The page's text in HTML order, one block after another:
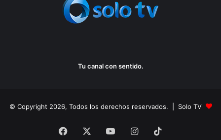
Tu canal con sentido.
© Copyright 2026, Todos los derechos reservados. | Solo TV
Facebook YouTubeInstagram